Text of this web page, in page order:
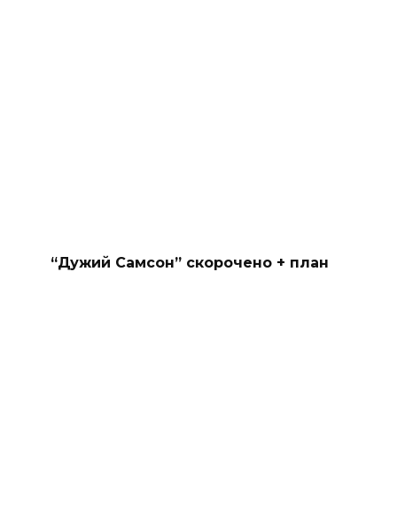
“Дужий Самсон” скорочено + план